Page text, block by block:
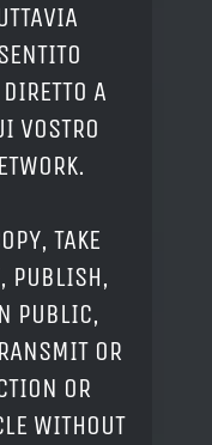
A
VOSTRO
TAKE
PUBLISH,
PUBLIC,
OR
OR
WITHOUT